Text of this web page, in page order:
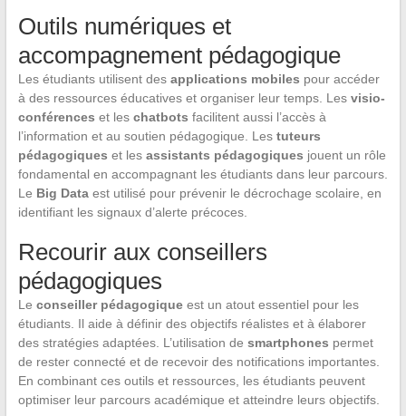
Outils numériques et
accompagnement pédagogique
Les étudiants utilisent des applications mobiles pour accéder
à des ressources éducatives et organiser leur temps. Les visio-
conférences et les chatbots facilitent aussi l’accès à
l’information et au soutien pédagogique. Les tuteurs
pédagogiques et les assistants pédagogiques jouent un rôle
fondamental en accompagnant les étudiants dans leur parcours.
Le Big Dataest utilisé pour prévenir le décrochage scolaire, en
identifiant les signaux d’alerte précoces.
Recourir aux conseillers
pédagogiques
Le conseiller pédagogiqueest un atout essentiel pour les
étudiants. Il aide à définir des objectifs réalistes et à élaborer
des stratégies adaptées. L’utilisation de smartphones permet
de rester connecté et de recevoir des notifications importantes.
En combinant ces outils et ressources, les étudiants peuvent
optimiser leur parcours académique et atteindre leurs objectifs.